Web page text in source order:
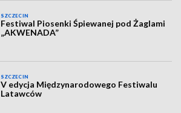
SZCZECIN
Festiwal Piosenki Śpiewanej pod Żaglami
„AKWENADA”
SZCZECIN
V edycja Międzynarodowego Festiwalu
Latawców